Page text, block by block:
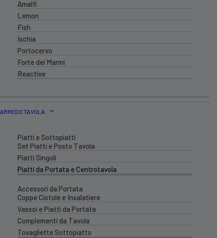
Amalfi
Lemon
Fish
Ischia
Portocervo
Forte dei Marmi
Reactive
ARREDO TAVOLA
Piatti e Sottopiatti
Set Piatti e Posto Tavola
Piatti Singoli
Piatti da Portata e Centrotavola
Accessori da Portata
Coppe Ciotole e Insalatiere
Vassoi e Piatti da Portata
Complementi da Tavola
Tovagliette Sottopiatto